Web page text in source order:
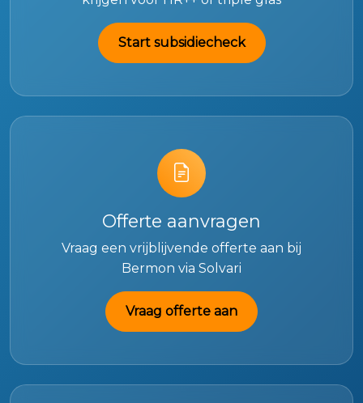
Start subsidiecheck
Offerte aanvragen
Vraag een vrijblijvende offerte aan bij
Bermon via Solvari
Vraag offerte aan